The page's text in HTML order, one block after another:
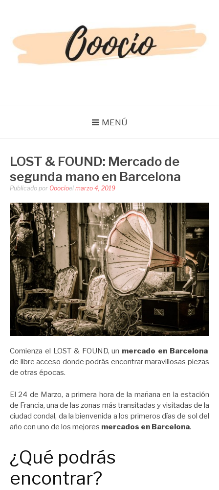
MENÚ
LOST & FOUND: Mercado de
segunda mano en Barcelona
Publicado por Ooocioel marzo 4, 2019
Comienza el LOST & FOUND, un mercado en Barcelona
de libre acceso donde podrás encontrar maravillosas piezas
de otras épocas.
El 24 de Marzo, a primera hora de la mañana en la estación
de Francia, una de las zonas más transitadas y visitadas de la
ciudad condal, da la bienvenida a los primeros días de sol del
año con uno de los mejores mercados en Barcelona.
¿Qué podrás
encontrar?